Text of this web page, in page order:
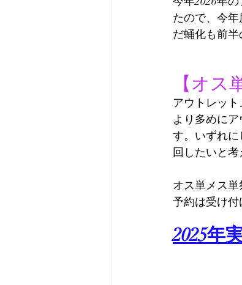
たので、今
だ蛹化も前半
【オス
アウトレッ
より多めに
す。いずれ
回したいと考
オス単メス
予約は受け付
2025年